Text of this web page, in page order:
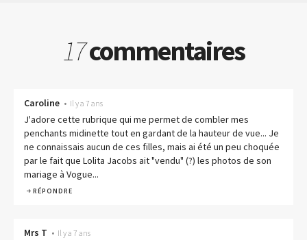
17commentaires
Caroline • Il y a 7 ans
J'adore cette rubrique qui me permet de combler mes
penchants midinette tout en gardant de la hauteur de vue... Je
ne connaissais aucun de ces filles, mais ai été un peu choquée
par le fait que Lolita Jacobs ait "vendu" (?) les photos de son
mariage à Vogue...
RÉPONDRE
Mrs T • Il y a 7 ans